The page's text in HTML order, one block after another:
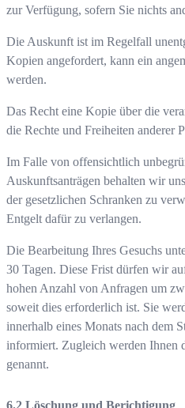
zur Verfügung, sofern Sie nichts
Die Auskunft ist im Regelfall
Kopien angefordert, kann ein
werden.
Das Recht eine Kopie über die
die Rechte und Freiheiten anderer
Im Falle von offensichtlich
Auskunftsanträgen behalten wir
der gesetzlichen Schranken zu
Entgelt dafür zu verlangen.
Die Bearbeitung Ihres Gesuchs
30 Tagen. Diese Frist dürfen wir
hohen Anzahl von Anfragen um
soweit dies erforderlich ist. Sie
innerhalb eines Monats nach dem
informiert. Zugleich werden Ihnen
genannt.